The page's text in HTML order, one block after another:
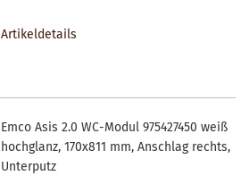
Artikeldetails
Emco Asis 2.0 WC-Modul 975427450 weiß
hochglanz, 170x811 mm, Anschlag rechts,
Unterputz